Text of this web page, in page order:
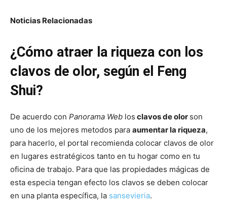
Noticias Relacionadas
¿Cómo atraer la riqueza con los
clavos de olor, según el Feng
Shui?
De acuerdo con Panorama Web los clavos de olor son
uno de los mejores metodos para aumentar la riqueza,
para hacerlo, el portal recomienda colocar clavos de olor
en lugares estratégicos tanto en tu hogar como en tu
oficina de trabajo. Para que las propiedades mágicas de
esta especia tengan efecto los clavos se deben colocar
en una planta específica, la sansevieria.